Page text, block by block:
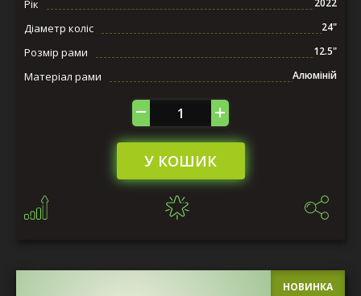
Рік 2022
Діаметр коліс 24"
Розмір рами 12.5"
Матеріал рами Алюміній
У КОШИК
НОВИНКА